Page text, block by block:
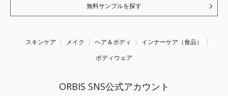
無料サンプルを探す
スキンケア メイク ヘア＆ボディ
インナーケア（食品）
ボディウェア
ORBIS SNS公式アカウント